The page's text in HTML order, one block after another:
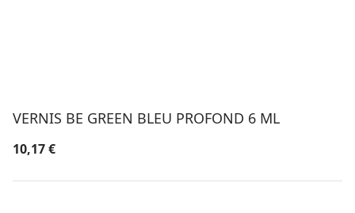
VERNIS BE GREEN BLEU PROFOND 6 ML
10,17€